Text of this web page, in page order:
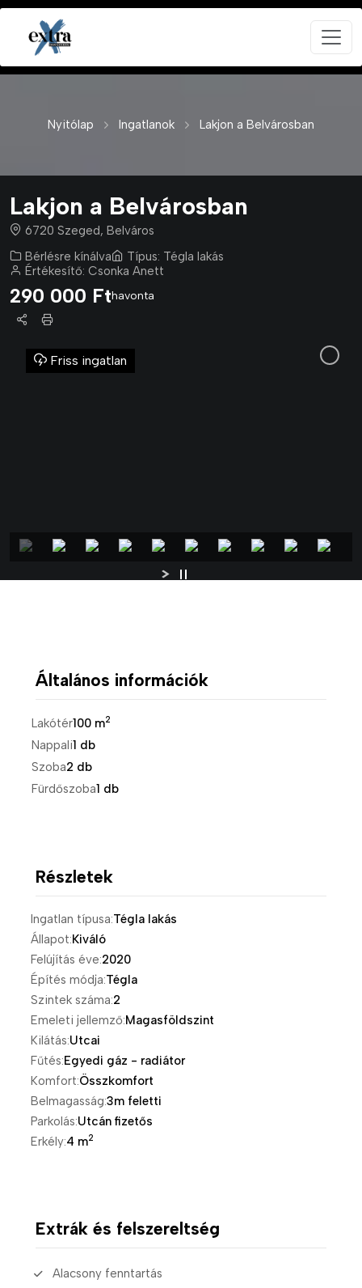
Nyitólap Ingatlanok Lakjon a Belvárosban
Lakjon a Belvárosban
6720 Szeged, Belváros
Bérlésre kínálva
Típus: Tégla lakás
Értékesítő: Csonka Anett
290 000 Fthavonta
Friss ingatlan
Általános információk
Lakótér100 m2
Nappali1 db
Szoba2 db
Fürdőszoba1 db
Részletek
Ingatlan típusa:Tégla lakás
Állapot:Kiváló
Felújítás éve:2020
Építés módja:Tégla
Szintek száma:2
Emeleti jellemző:Magasföldszint
Kilátás:Utcai
Fűtés:Egyedi gáz - radiátor
Komfort:Összkomfort
Belmagasság:3m feletti
Parkolás:Utcán fizetős
Erkély:4 m2
Extrák és felszereltség
Alacsony fenntartás